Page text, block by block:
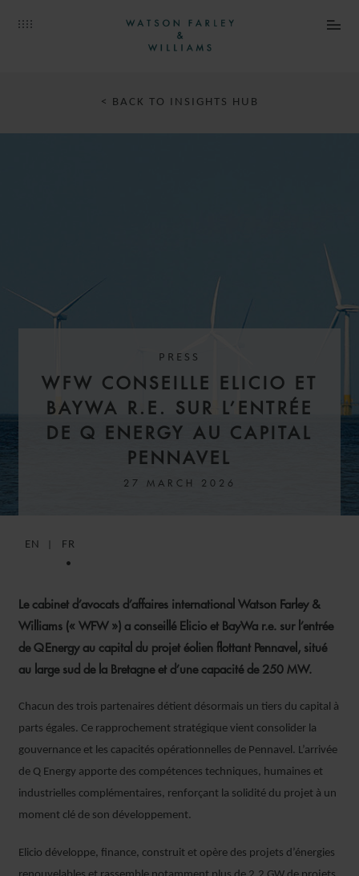
< BACK TO INSIGHTS HUB
PRESS
WFW CONSEILLE ELICIO ET
BAYWA R.E. SUR L’ENTRÉE
DE Q ENERGY AU CAPITAL
PENNAVEL
27 MARCH 2026
EN FR
Le cabinet d’avocats d’affaires international Watson Farley &
Williams (« WFW ») a conseillé Elicio et BayWa r.e. sur l’entrée
de Q Energy au capital du projet éolien flottant Pennavel, situé
au large sud de la Bretagne et d’une capacité de 250 MW.
Chacun des trois partenaires détient désormais un tiers du capital à
parts égales. Ce rapprochement stratégique vient consolider la
gouvernance et les capacités opérationnelles de Pennavel. L’arrivée
de Q Energy apporte des compétences techniques, humaines et
industrielles complémentaires, renforçant la solidité du projet à un
moment clé de son développement.
Elicio développe, finance, construit et opère des projets d’énergies